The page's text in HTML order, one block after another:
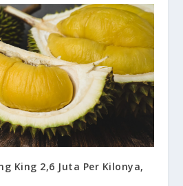
King 2,6 Juta Per Kilonya,